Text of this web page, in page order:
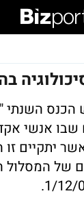
השנתי
אנשי
יתקיים
של המסלול